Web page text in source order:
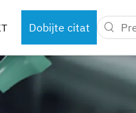
KIRURŠKIH
Dobijte citat